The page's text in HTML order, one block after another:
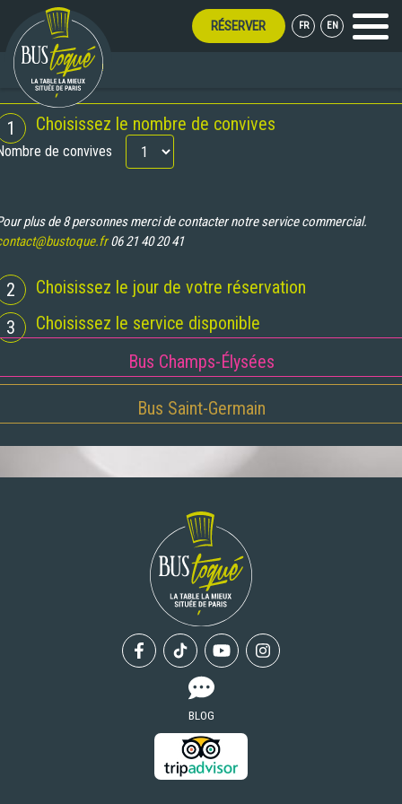
RÉSERVER FR EN Menu
OUVERT TOUT L'ÉTÉ !
1 Choisissez le nombre de convives
de convives
plus de 8 personnes merci de contacter notre service commercial.
06 21 40 20 41
2
Choisissez le jour de votre réservation
3
Choisissez le service disponible
Bus Champs-Élysées
Bus Saint-Germain
FacebookTiktok YoutubeInstagram
BLOG